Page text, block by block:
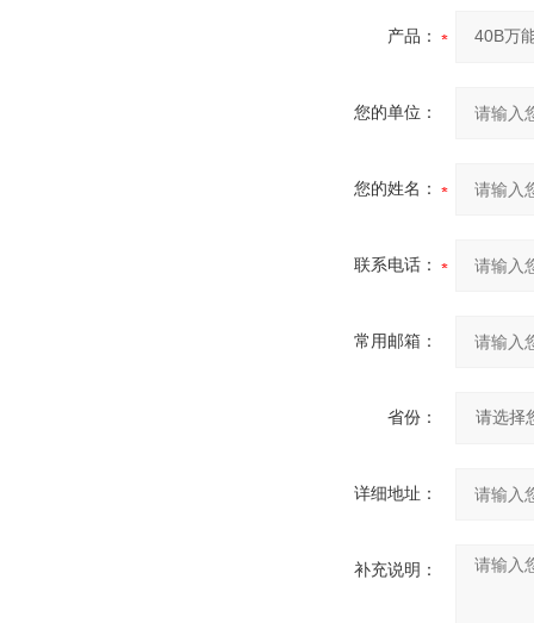
产品：
您的单位：
您的姓名：
联系电话：
常用邮箱：
省份：
详细地址：
补充说明：